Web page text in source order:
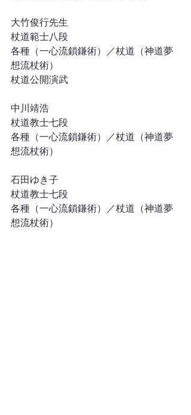
大竹俊行先生
杖道範士八段
各種（一心流鎖鎌術）／杖道（神道夢
想流杖術）
杖道公開演武
中川靖浩
杖道教士七段
各種（一心流鎖鎌術）／杖道（神道夢
想流杖術）
石田ゆき子
杖道教士七段
各種（一心流鎖鎌術）／杖道（神道夢
想流杖術）